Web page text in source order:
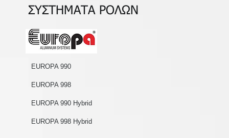
ΣΥΣΤΗΜΑΤΑ ΡΟΛΩΝ
EUROPA 990
EUROPA 998
EUROPA 990 Hybrid
EUROPA 998 Hybrid